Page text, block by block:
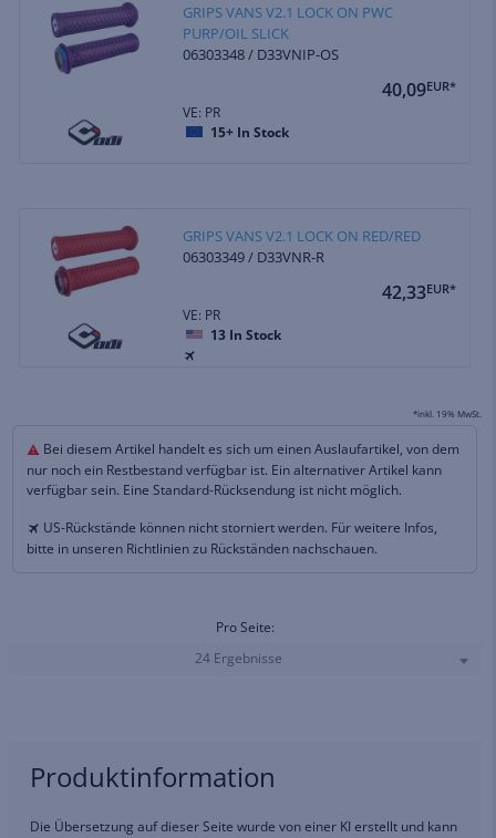
GRIPS VANS V2.1 LOCK ON PWC
PURP/OIL SLICK
06303348 / D33VNIP-OS
40,09EUR*
VE: PR
15+ In Stock
GRIPS VANS V2.1 LOCK ON RED/RED
06303349 / D33VNR-R
42,33EUR*
VE: PR
13 In Stock
*inkl. 19% MwSt.
Bei diesem Artikel handelt es sich um einen Auslaufartikel, von dem
nur noch ein Restbestand verfügbar ist. Ein alternativer Artikel kann
verfügbar sein. Eine Standard-Rücksendung ist nicht möglich.
US-Rückstände können nicht storniert werden. Für weitere Infos,
bitte in unseren Richtlinien zu Rückständen nachschauen.
Pro Seite:
24 Ergebnisse
Produktinformation
Die Übersetzung auf dieser Seite wurde von einer KI erstellt und kann